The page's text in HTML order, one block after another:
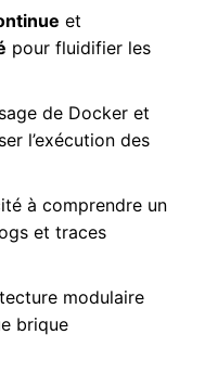
et
pour fluidifier les
de Docker et
l’exécution des
à comprendre un
et traces
modulaire
brique